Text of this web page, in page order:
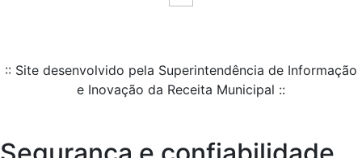
:: Site desenvolvido pela Superintendência de Informação
e Inovação da Receita Municipal ::